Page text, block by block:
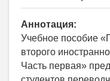
Аннотация:
Учебное пособие
второго
Часть первая»